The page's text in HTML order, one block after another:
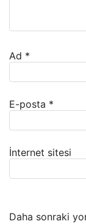
Ad *
E-posta *
İnternet sitesi
Daha sonraki